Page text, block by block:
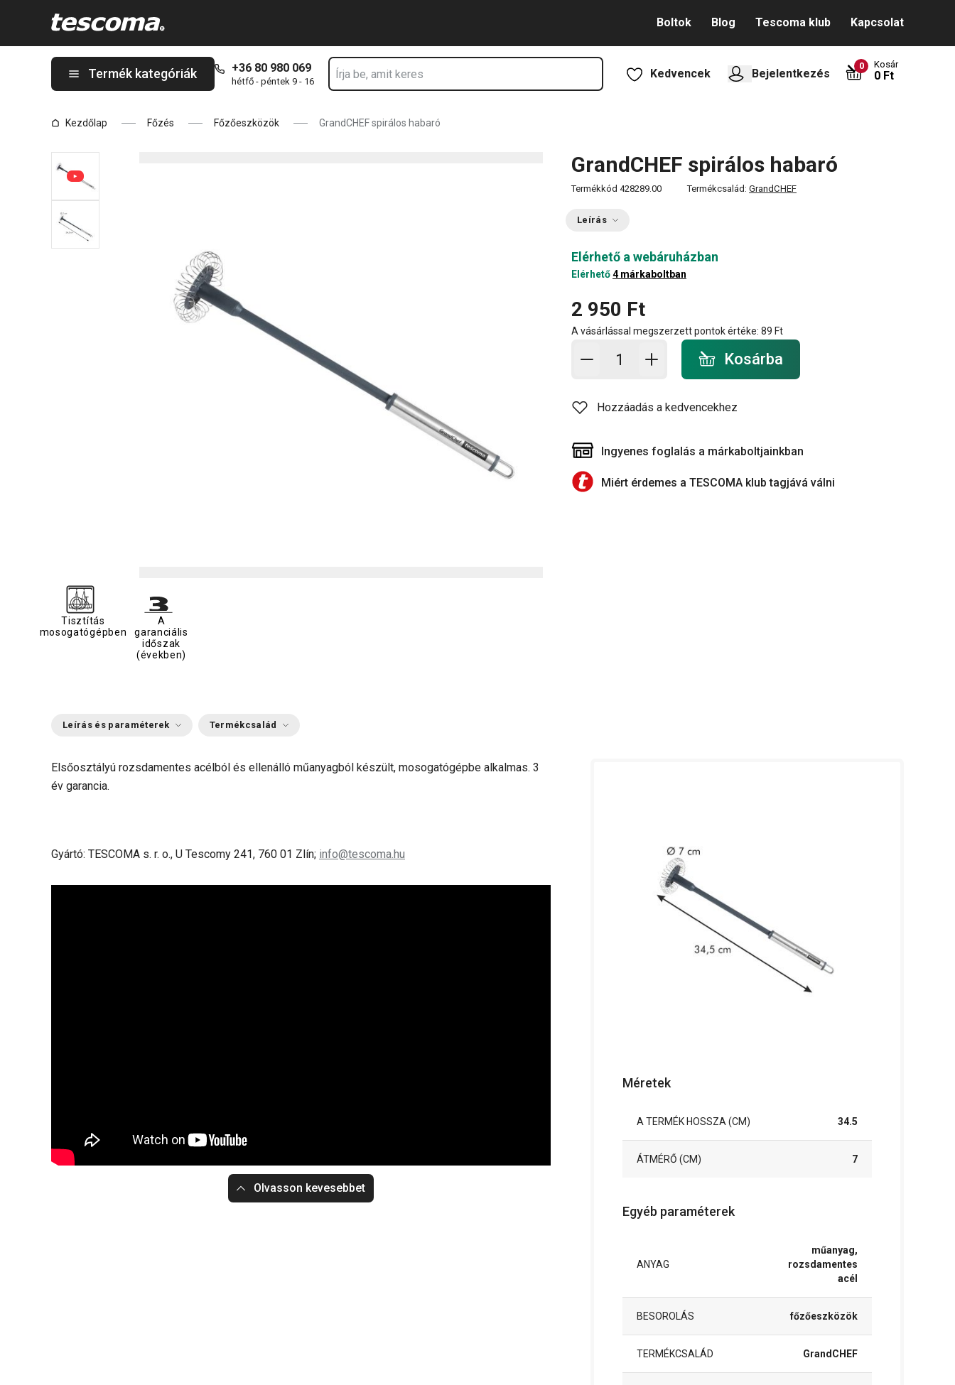
Boltok Blog Tescoma klub Kapcsolat
Termék kategóriák +36 80 980 069
hétfő - péntek 9 - 16
Kedvencek Bejelentkezés
0 Kosár
0 Ft
Kezdőlap Főzés Főzőeszközök GrandCHEF spirálos habaró
GrandCHEF spirálos habaró
Termékkód 428289.00 Termékcsalád: GrandCHEF
Leírás
Elérhető a webáruházban
Elérhető4 márkaboltban
2 950 Ft
A vásárlással megszerzett pontok értéke: 89 Ft
Kosárba - mennyiség
Kosárba
Hozzáadás a kedvencekhez
Ingyenes foglalás a márkaboltjainkban
Miért érdemes a TESCOMA klub tagjává válni
Tisztítás
mosogatógépben
A
garanciális
időszak
(években)
Leírás és paraméterek Termékcsalád
Elsőosztályú rozsdamentes acélból és ellenálló műanyagból készült, mosogatógépbe alkalmas. 3
év garancia.
Gyártó: TESCOMA s. r. o., U Tescomy 241, 760 01 Zlín; info@tescoma.hu
Olvasson kevesebbet
Méretek
A TERMÉK HOSSZA (CM) 34.5
ÁTMÉRŐ (CM) 7
Egyéb paraméterek
ANYAG
műanyag,
rozsdamentes
acél
BESOROLÁS főzőeszközök
TERMÉKCSALÁD GrandCHEF